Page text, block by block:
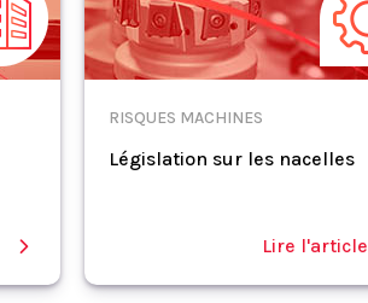
RISQUES MACHINES
Législation sur les nacelles
Lire l'article